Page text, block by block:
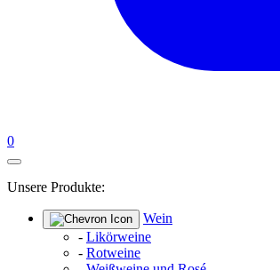
0
Unsere Produkte:
Wein
- Likörweine
- Rotweine